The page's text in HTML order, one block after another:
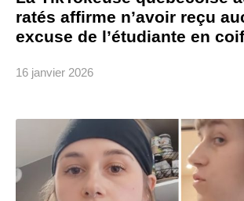
ratés affirme n’avoir reçu
excuse de l’étudiante en
16 janvier 2026